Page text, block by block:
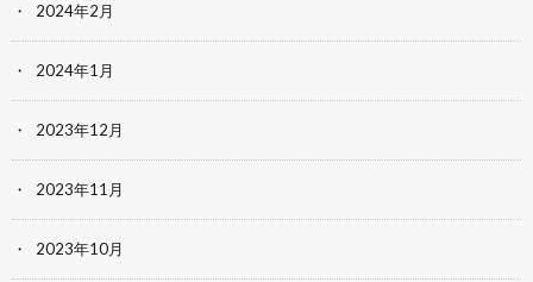
2024年2月
2024年1月
2023年12月
2023年11月
2023年10月